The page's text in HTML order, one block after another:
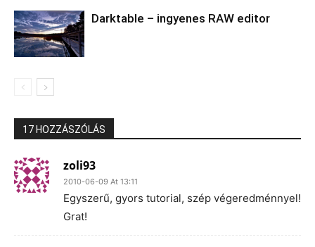
Darktable – ingyenes RAW editor
17 HOZZÁSZÓLÁS
zoli93
2010-06-09 At 13:11
Egyszerű, gyors tutorial, szép végeredménnyel!
Grat!